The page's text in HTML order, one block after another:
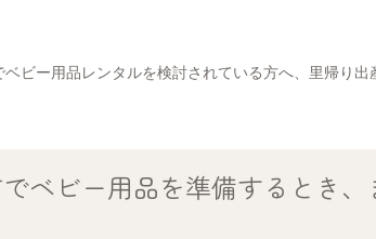
ビー用品レンタルを検討されている方へ、里帰り
ベビー用品を準備するとき、